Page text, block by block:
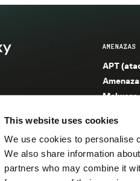
This website uses cookies
We use cookies to personalise
We also share information
partners who may combine it
AMENAZAS
APT
Malware
Entorno
Spam y